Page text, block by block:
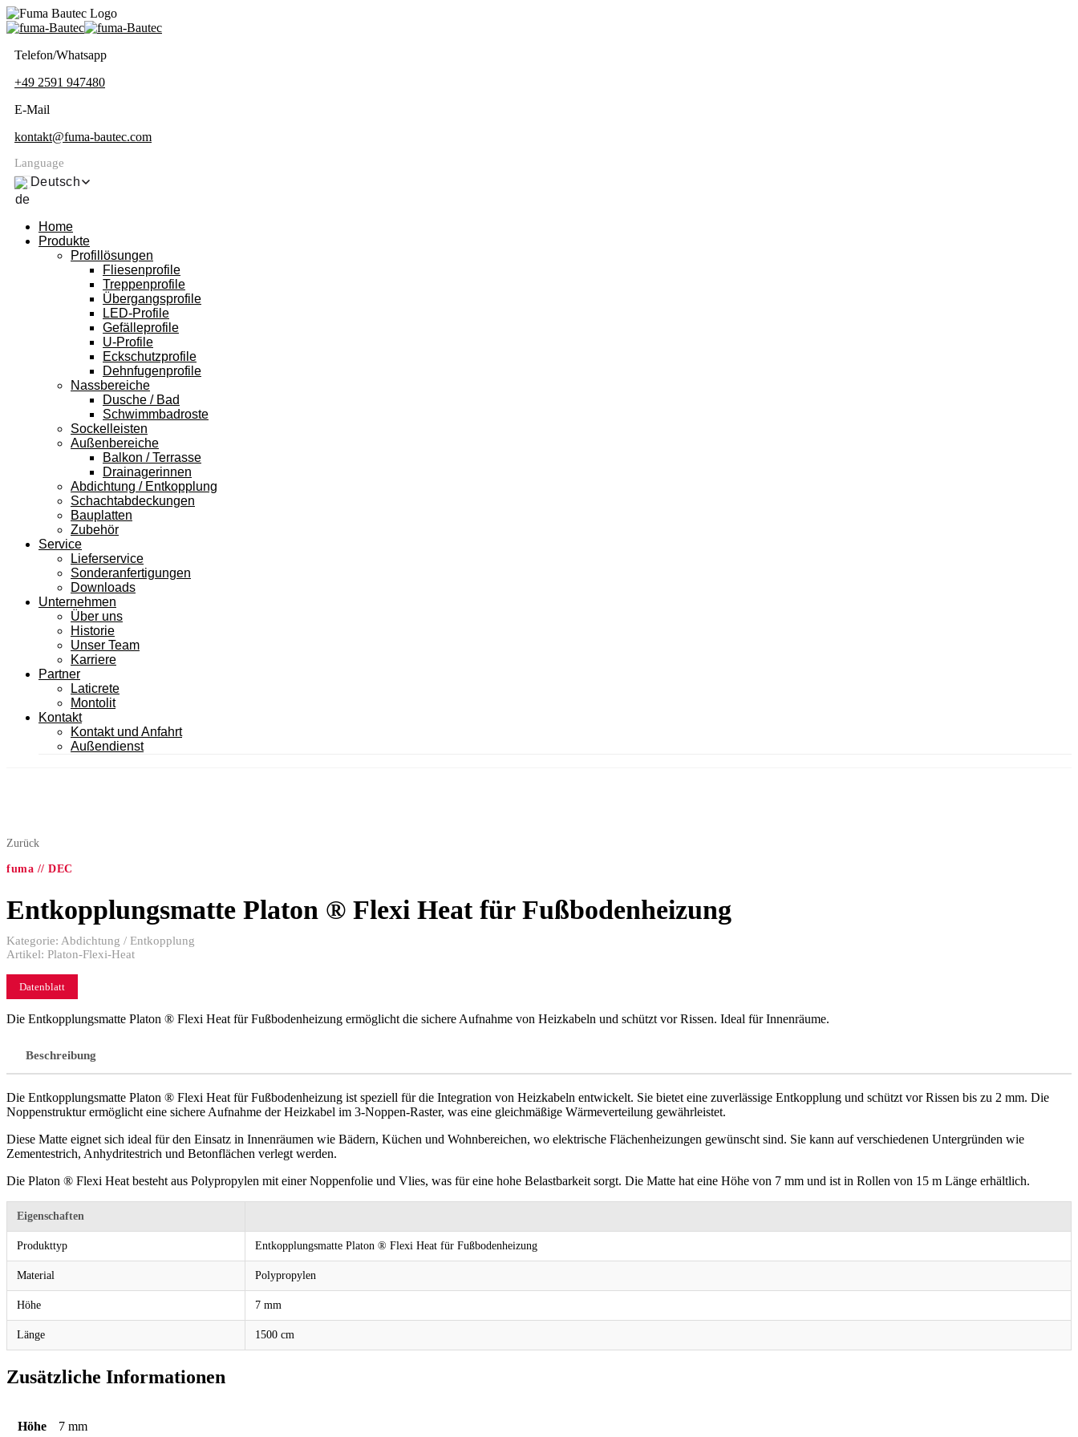
Telefon/Whatsapp
+49 2591 947480
E-Mail
kontakt@fuma-bautec.com
Language
Deutsch
Home
Produkte
Profillösungen
Fliesenprofile
Treppenprofile
Übergangsprofile
LED-Profile
Gefälleprofile
U-Profile
Eckschutzprofile
Dehnfugenprofile
Nassbereiche
Dusche / Bad
Schwimmbadroste
Sockelleisten
Außenbereiche
Balkon / Terrasse
Drainagerinnen
Abdichtung / Entkopplung
Schachtabdeckungen
Bauplatten
Zubehör
Service
Lieferservice
Sonderanfertigungen
Downloads
Unternehmen
Über uns
Historie
Unser Team
Karriere
Partner
Laticrete
Montolit
Kontakt
Kontakt und Anfahrt
Außendienst
Zurück
fuma // DEC
Entkopplungsmatte Platon ® Flexi Heat für Fußbodenheizung
Kategorie: Abdichtung / Entkopplung
Artikel: Platon-Flexi-Heat
Datenblatt
Die Entkopplungsmatte Platon ® Flexi Heat für Fußbodenheizung ermöglicht die sichere Aufnahme von Heizkabeln und schützt vor Rissen. Ideal für Innenräume.
Beschreibung
Die Entkopplungsmatte Platon ® Flexi Heat für Fußbodenheizung ist speziell für die Integration von Heizkabeln entwickelt. Sie bietet eine zuverlässige Entkopplung und schützt vor Rissen bis zu 2 mm. Die
Noppenstruktur ermöglicht eine sichere Aufnahme der Heizkabel im 3-Noppen-Raster, was eine gleichmäßige Wärmeverteilung gewährleistet.
Diese Matte eignet sich ideal für den Einsatz in Innenräumen wie Bädern, Küchen und Wohnbereichen, wo elektrische Flächenheizungen gewünscht sind. Sie kann auf verschiedenen Untergründen wie
Zementestrich, Anhydritestrich und Betonflächen verlegt werden.
Die Platon ® Flexi Heat besteht aus Polypropylen mit einer Noppenfolie und Vlies, was für eine hohe Belastbarkeit sorgt. Die Matte hat eine Höhe von 7 mm und ist in Rollen von 15 m Länge erhältlich.
Eigenschaften
Produkttyp Entkopplungsmatte Platon ® Flexi Heat für Fußbodenheizung
Material Polypropylen
Höhe 7 mm
Länge 1500 cm
Zusätzliche Informationen
Höhe 7 mm